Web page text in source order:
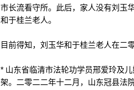
市长流看守所。此后，家人没有刘玉
和于桂兰老人。
目前得知，刘玉华和于桂兰老人在二
* 山东省临清市法轮功学员邢爱玲及
架。二零二二年十二月，山东冠县法